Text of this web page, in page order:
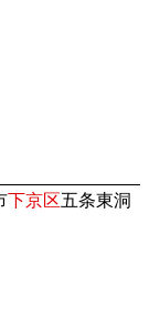
下京区五条東洞